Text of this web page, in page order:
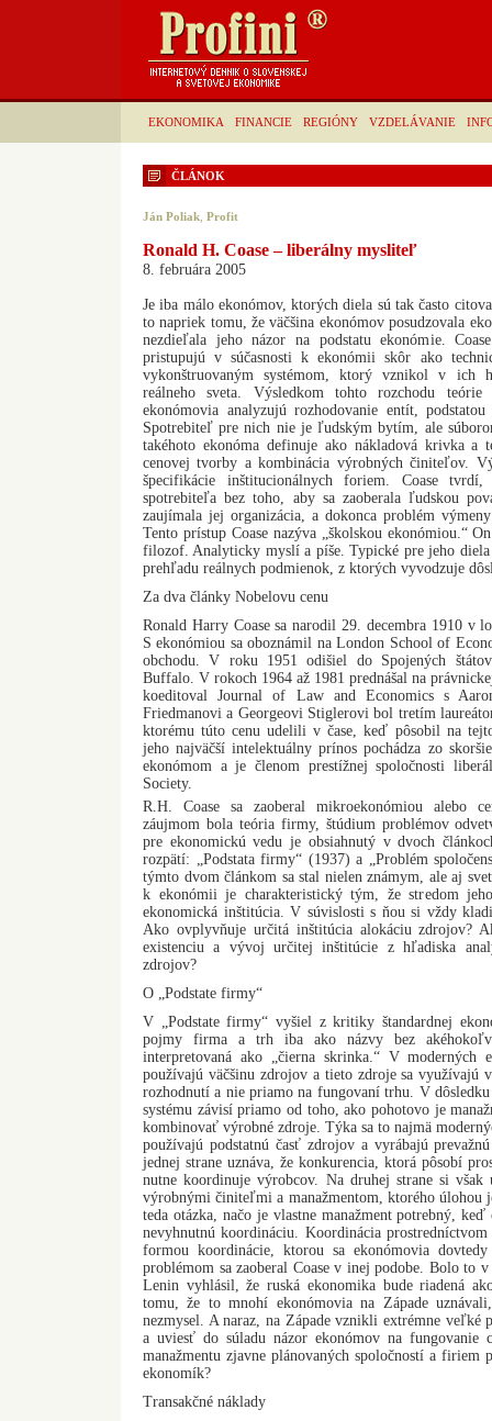
EKONOMIKA FINANCIE REGIÓNY VZDELÁVANIE
ČLÁNOK
Ján Poliak Profit
Ronald H. Coase – liberálny mysliteľ
8. februára 2005
Je iba málo ekonómov, ktorých diela sú tak často
to napriek tomu, že väčšina ekonómov posudzovala
nezdieľala jeho názor na podstatu ekonómie.
pristupujú v súčasnosti k ekonómii skôr ako
vykonštruovaným systémom, ktorý vznikol v ich
reálneho sveta. Výsledkom tohto rozchodu
ekonómovia analyzujú rozhodovanie entít,
Spotrebiteľ pre nich nie je ľudským bytím, ale
takéhoto ekonóma definuje ako nákladová krivka a
cenovej tvorby a kombinácia výrobných činiteľov.
špecifikácie inštitucionálnych foriem. Coase
spotrebiteľa bez toho, aby sa zaoberala ľudskou
zaujímala jej organizácia, a dokonca problém
Tento prístup Coase nazýva „školskou ekonómiou.“
filozof. Analyticky myslí a píše. Typické pre jeho diela
prehľadu reálnych podmienok, z ktorých vyvodzuje
Za dva články Nobelovu cenu
Ronald Harry Coase sa narodil 29. decembra 1910 v
S ekonómiou sa oboznámil na London School of
obchodu. V roku 1951 odišiel do Spojených
Buffalo. V rokoch 1964 až 1981 prednášal na
koeditoval Journal of Law and Economics s
Friedmanovi a Georgeovi Stiglerovi bol tretím
ktorému túto cenu udelili v čase, keď pôsobil na
jeho najväčší intelektuálny prínos pochádza zo
ekonómom a je členom prestížnej spoločnosti
Society.
R.H. Coase sa zaoberal mikroekonómiou alebo
záujmom bola teória firmy, štúdium problémov
pre ekonomickú vedu je obsiahnutý v dvoch
rozpätí: „Podstata firmy“ (1937) a „Problém
týmto dvom článkom sa stal nielen známym, ale aj
k ekonómii je charakteristický tým, že stredom
ekonomická inštitúcia. V súvislosti s ňou si vždy
Ako ovplyvňuje určitá inštitúcia alokáciu zdrojov?
existenciu a vývoj určitej inštitúcie z hľadiska
zdrojov?
O „Podstate firmy“
V „Podstate firmy“ vyšiel z kritiky štandardnej
pojmy firma a trh iba ako názvy bez
interpretovaná ako „čierna skrinka.“ V moderných
používajú väčšinu zdrojov a tieto zdroje sa využívajú
rozhodnutí a nie priamo na fungovaní trhu. V
systému závisí priamo od toho, ako pohotovo je
kombinovať výrobné zdroje. Týka sa to najmä
používajú podstatnú časť zdrojov a vyrábajú
jednej strane uznáva, že konkurencia, ktorá pôsobí
nutne koordinuje výrobcov. Na druhej strane si
výrobnými činiteľmi a manažmentom, ktorého úlohou
teda otázka, načo je vlastne manažment potrebný,
nevyhnutnú koordináciu. Koordinácia
formou koordinácie, ktorou sa ekonómovia
problémom sa zaoberal Coase v inej podobe. Bolo to
Lenin vyhlásil, že ruská ekonomika bude riadená
tomu, že to mnohí ekonómovia na Západe
nezmysel. A naraz, na Západe vznikli extrémne
a uviesť do súladu názor ekonómov na fungovanie
manažmentu zjavne plánovaných spoločností a firiem
ekonomík?
Transakčné náklady